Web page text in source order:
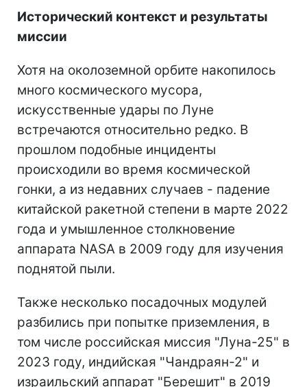
Исторический контекст и результаты
миссии
Хотя на околоземной орбите накопилось
много космического мусора,
искусственные удары по Луне
встречаются относительно редко. В
прошлом подобные инциденты
происходили во время космической
гонки, а из недавних случаев - падение
китайской ракетной степени в марте 2022
года и умышленное столкновение
аппарата NASA в 2009 году для изучения
поднятой пыли.
Также несколько посадочных модулей
разбились при попытке приземления, в
том числе российская миссия "Луна-25" в
2023 году, индийская "Чандраян-2" и
израильский аппарат "Берешит" в 2019